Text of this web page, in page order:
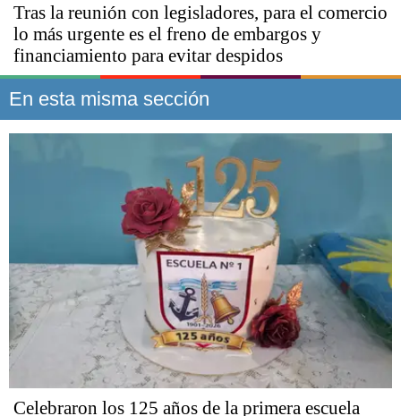
Tras la reunión con legisladores, para el comercio
lo más urgente es el freno de embargos y
financiamiento para evitar despidos
En esta misma sección
Celebraron los 125 años de la primera escuela